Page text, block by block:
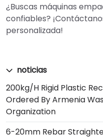
¿Buscas máquinas
confiables?
personalizada!
noticias
200kg/h Rigid Plastic
Ordered By Armenia
Organization
6-20mm Rebar